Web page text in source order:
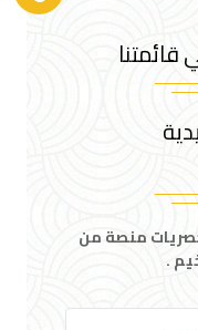
منصة من
.